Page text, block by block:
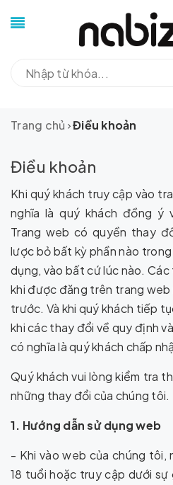
Trang chủ Điều khoản
Điều khoản
Khi quý khách truy cập vào
nghĩa là quý khách đồng ý
Trang web có quyền thay
lược bỏ bất kỳ phần nào
dụng, vào bất cứ lúc nào.
khi được đăng trên trang
trước. Và khi quý khách tiếp
khi các thay đổi về quy định
có nghĩa là quý khách chấp
Quý khách vui lòng kiểm tra
những thay đổi của chúng tôi.
1. Hướng dẫn sử dụng web
- Khi vào web của chúng tôi,
18 tuổi hoặc truy cập dưới sự